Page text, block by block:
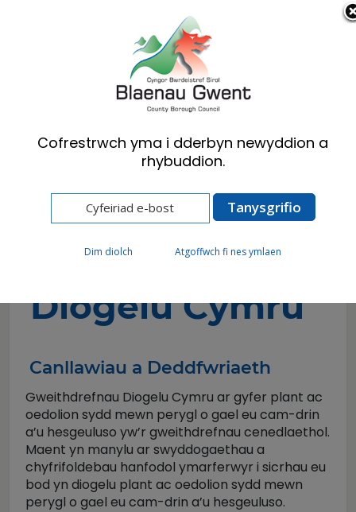
Cymraeg English
Preswylwyr
Diogelu
Gweithdrefnau
Diogelu Cymru
Canllawiau a Deddfwriaeth
Gweithdrefnau Diogelu Cymru ar gyfer plant ac
oedolion sydd mewn perygl o gael eu cam-drin
a’u hesgeuluso yw’r gweithdrefnau cenedlaethol.
Maent yn manylu ar swyddogaethau a
chyfrifoldebau hanfodol ymarferwyr i sicrhau eu
bod yn diogelu plant ac oedolion sydd mewn
perygl o gael eu cam-drin a’u hesgeuluso.
Cofrestrwch yma i dderbyn newyddion a
rhybuddion.
Dim diolch Atgoffwch fi nes ymlaen